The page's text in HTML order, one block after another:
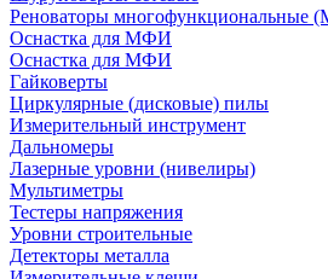
Реноваторы многофункциональные
Оснастка для МФИ
Оснастка для МФИ
Гайковерты
Циркулярные (дисковые) пилы
Измерительный инструмент
Дальномеры
Лазерные уровни (нивелиры)
Мультиметры
Тестеры напряжения
Уровни строительные
Детекторы металла